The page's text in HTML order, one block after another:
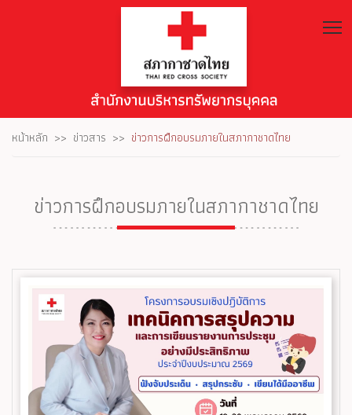
หน้าหลัก ข่าวสาร ข่าวการฝึกอบรมภายในสภากาชาดไทย
ข่าวการฝึกอบรมภายในสภากาชาดไทย